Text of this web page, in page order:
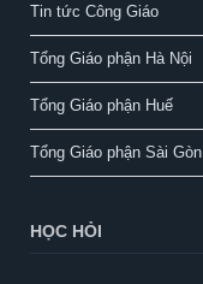
Tin tức Công Giáo
Tổng Giáo phận Hà Nội
Tổng Giáo phận Huế
Tổng Giáo phận Sài Gòn
HỌC HỎI